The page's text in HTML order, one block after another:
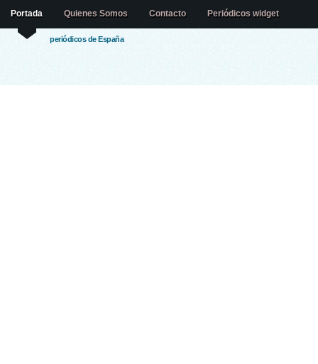
periódicos de España
Portada Quienes Somos Contacto Periódicos widget